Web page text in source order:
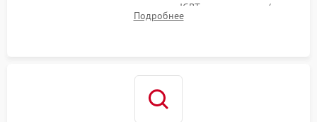
модуля, реле, диодных мостов и IGBT-транзисторов (для
индукции). Проверка кранов и газ-контроля (для газовых
Подробнее